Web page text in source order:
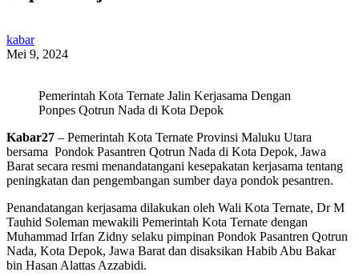
kabar
Mei 9, 2024
Pemerintah Kota Ternate Jalin Kerjasama Dengan
Ponpes Qotrun Nada di Kota Depok
Kabar27 – Pemerintah Kota Ternate Provinsi Maluku Utara
bersama Pondok Pasantren Qotrun Nada di Kota Depok, Jawa
Barat secara resmi menandatangani kesepakatan kerjasama tentang
peningkatan dan pengembangan sumber daya pondok pesantren.
Penandatangan kerjasama dilakukan oleh Wali Kota Ternate, Dr M
Tauhid Soleman mewakili Pemerintah Kota Ternate dengan
Muhammad Irfan Zidny selaku pimpinan Pondok Pasantren Qotrun
Nada, Kota Depok, Jawa Barat dan disaksikan Habib Abu Bakar
bin Hasan Alattas Azzabidi.